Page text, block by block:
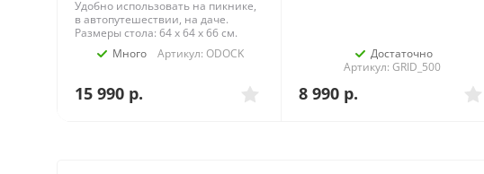
Удобно использовать на пикнике,
в автопутешествии, на даче.
Размеры стола: 64 x 64 x 66 см.
Много
Артикул: ODOCK
15 990 р.
Достаточно
Артикул: GRID_500
8 990р.